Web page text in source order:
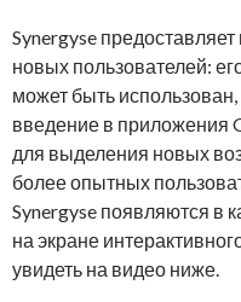
Synergyse
новых пользователей:
может быть
введение в приложения
для выделения новых
более опытных
Synergyse появляются в
на экране
увидеть на видео ниже.